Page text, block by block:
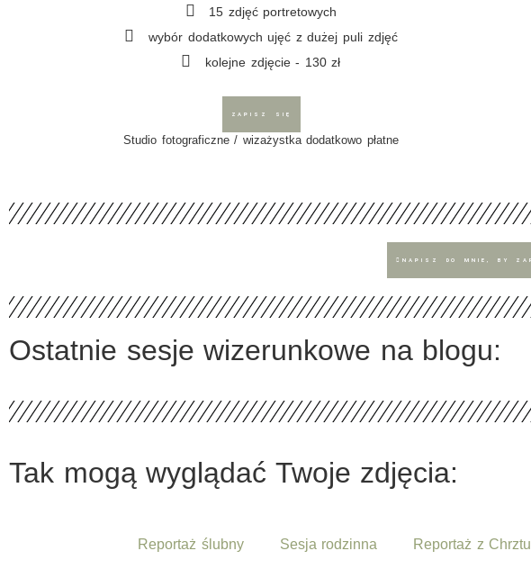
15 zdjęć portretowych
wybór dodatkowych ujęć z dużej puli zdjęć
kolejne zdjęcie - 130 zł
ZAPISZ SIĘ
Studio fotograficzne / wizażystka dodatkowo płatne
NAPISZ DO MNIE, BY
Ostatnie sesje wizerunkowe na blogu:
Tak mogą wyglądać Twoje zdjęcia:
Reportaż ślubny Sesja rodzinna Reportaż z Chrztu